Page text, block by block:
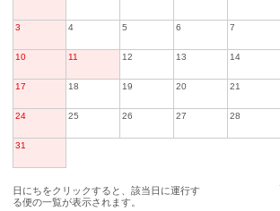
3 4 5 6 7
10 11 12 13 14
17 18 19 20 21
24 25 26 27 28
31
日にちをクリックすると、該当日に運行す
る便の一覧が表示されます。